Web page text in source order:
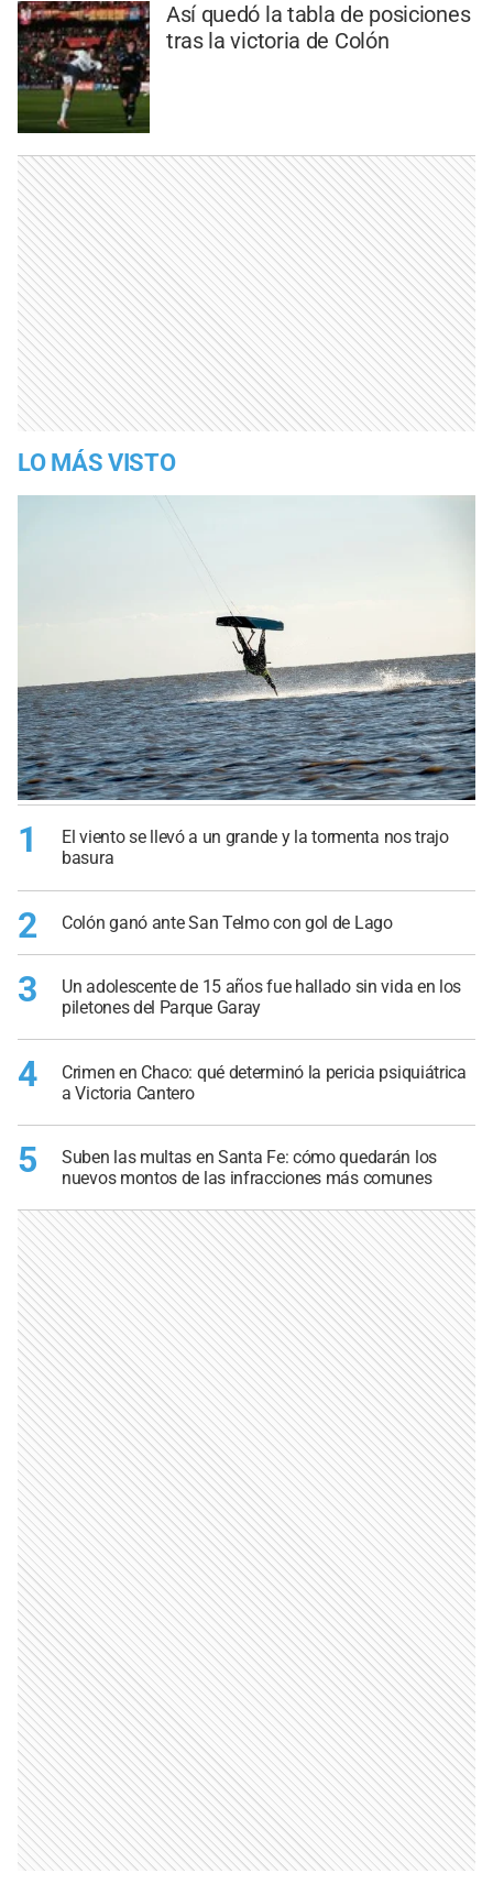
Así quedó la tabla de posiciones
tras la victoria de Colón
LO MÁS VISTO
1
El viento se llevó a un grande y la tormenta nos trajo
basura
2 Colón ganó ante San Telmo con gol de Lago
3
Un adolescente de 15 años fue hallado sin vida en los
piletones del Parque Garay
4
Crimen en Chaco: qué determinó la pericia psiquiátrica
a Victoria Cantero
5
Suben las multas en Santa Fe: cómo quedarán los
nuevos montos de las infracciones más comunes